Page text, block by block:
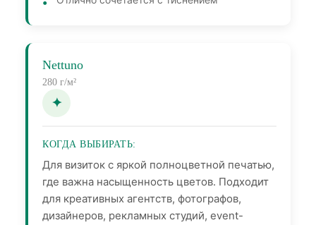
Nettuno
280 г/м²
КОГДА ВЫБИРАТЬ:
Для визиток с яркой полноцветной печатью,
где важна насыщенность цветов. Подходит
для креативных агентств, фотографов,
дизайнеров, рекламных студий, event-